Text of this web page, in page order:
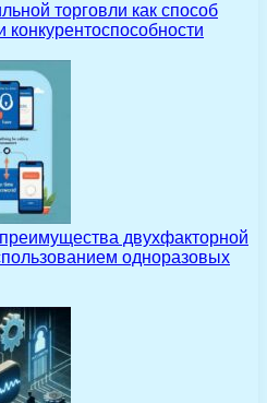
торговли как способ
двухфакторной
одноразовых